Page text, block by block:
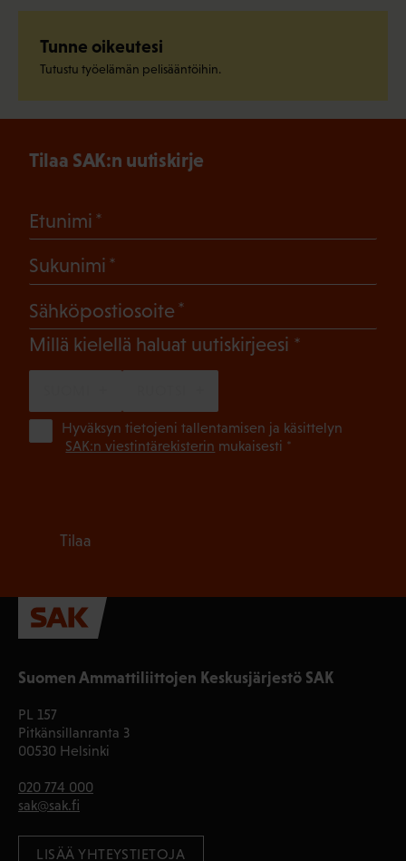
Tunne oikeutesi
Tutustu työelämän pelisääntöihin.
Suomen Ammattiliittojen Keskusjärjestö SAK
PL 157
Pitkänsillanranta 3
00530 Helsinki
020 774 000
sak@sak.fi
LISÄÄ YHTEYSTIETOJA
Tilaa SAK:n uutiskirje
Etunimi
Sukunimi
Sähköpostiosoite
Millä kielellä haluat uutiskirjeesi (Pakollinen)
Hyväksyn tietojeni tallentamisen ja käsittelyn
SAK:n viestintärekisterin mukaisesti *
Tilaa